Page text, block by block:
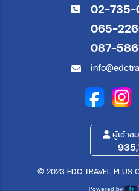
02-
065-
087-
ผู้เข้าช
© 2023 EDC TRAVEL PLUS
Powered by